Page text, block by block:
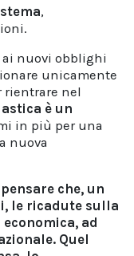
,
ai nuovi obblighi
unicamente
rientrare nel
è un
in più per una
nuova
che, un
le ricadute sulla
ad
Quel